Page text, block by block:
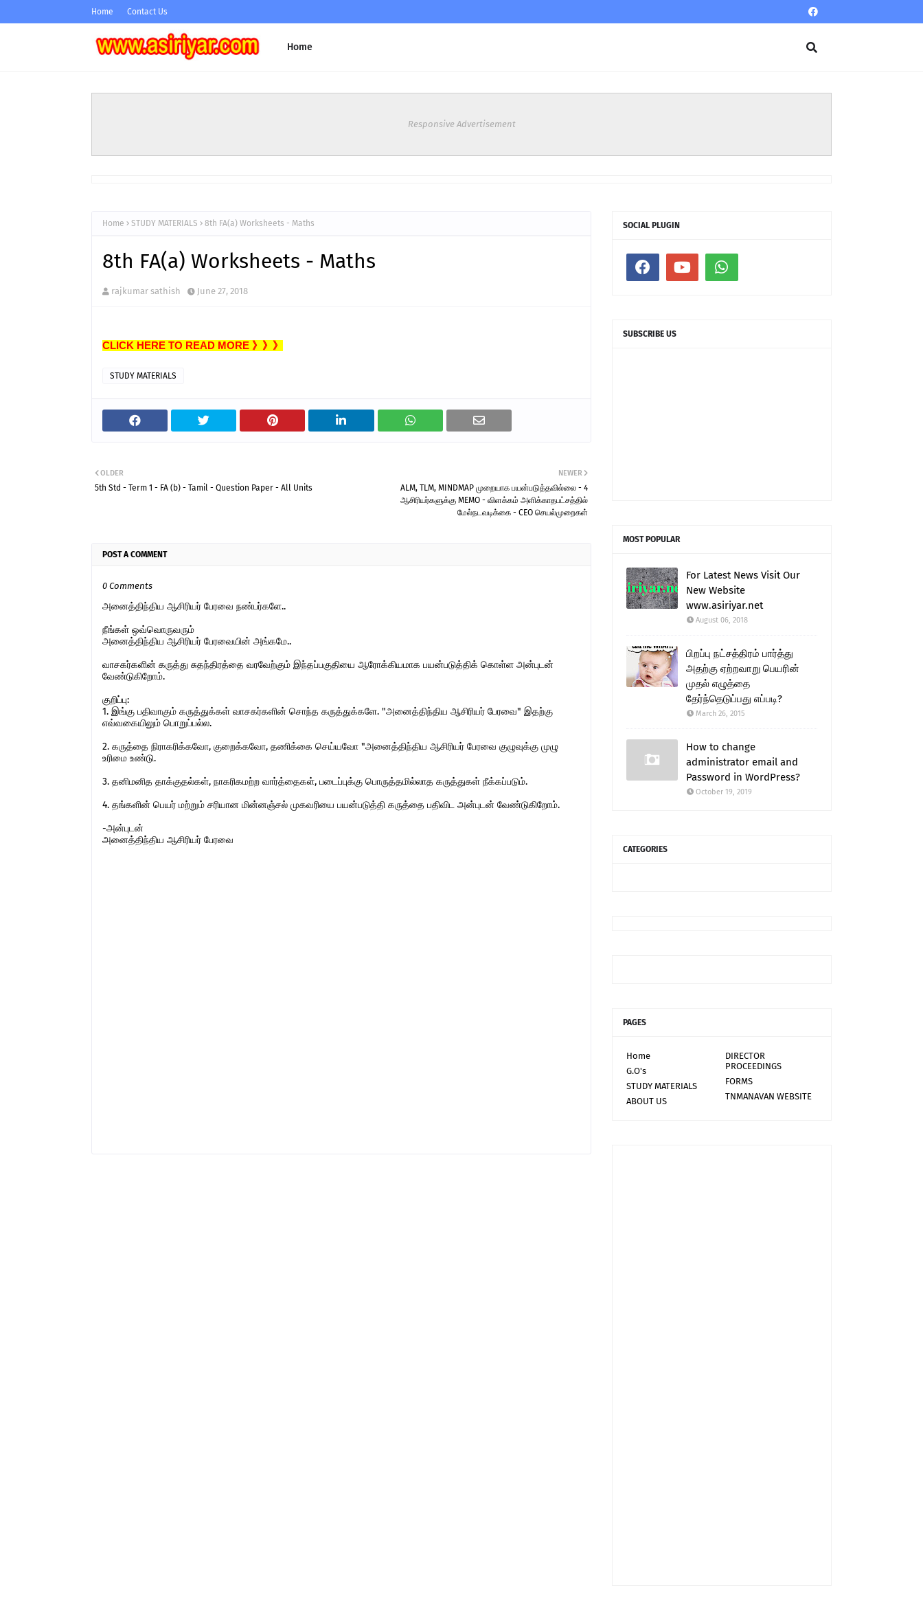
Home Contact Us
Home
Responsive Advertisement
Home STUDY MATERIALS 8th FA(a) Worksheets - Maths
8th FA(a) Worksheets - Maths
rajkumar sathish June 27, 2018
CLICK HERE TO READ MORE 》》》
STUDY MATERIALS
NEWER
ALM, TLM, MINDMAP முறையாக பயன்படுத்தவில்லை - 4
ஆசிரியர்களுக்கு MEMO - விளக்கம் அளிக்காதபட்சத்தில்
மேல்நடவடிக்கை - CEO செயல்முறைகள்
OLDER
5th Std - Term 1 - FA (b) - Tamil - Question Paper - All Units
POST A COMMENT
0 Comments
அனைத்திந்திய ஆசிரியர் பேரவை நண்பர்களே..
நீங்கள் ஒவ்வொருவரும்
அனைத்திந்திய ஆசிரியர் பேரவையின் அங்கமே..
வாசகர்களின் கருத்து சுதந்திரத்தை வரவேற்கும் இந்தப்பகுதியை ஆரோக்கியமாக பயன்படுத்திக் கொள்ள அன்புடன்
வேண்டுகிறோம்.
குறிப்பு:
1. இங்கு பதிவாகும் கருத்துக்கள் வாசகர்களின் சொந்த கருத்துக்களே. "அனைத்திந்திய ஆசிரியர் பேரவை" இதற்கு
எவ்வகையிலும் பொறுப்பல்ல.
2. கருத்தை நிராகரிக்கவோ, குறைக்கவோ, தணிக்கை செய்யவோ "அனைத்திந்திய ஆசிரியர் பேரவை குழுவுக்கு முழு
உரிமை உண்டு.
3. தனிமனித தாக்குதல்கள், நாகரிகமற்ற வார்த்தைகள், படைப்புக்கு பொருத்தமில்லாத கருத்துகள் நீக்கப்படும்.
4. தங்களின் பெயர் மற்றும் சரியான மின்னஞ்சல் முகவரியை பயன்படுத்தி கருத்தை பதிவிட அன்புடன் வேண்டுகிறோம்.
-அன்புடன்
அனைத்திந்திய ஆசிரியர் பேரவை
SOCIAL PLUGIN
SUBSCRIBE US
MOST POPULAR
For Latest News Visit Our
New Website
www.asiriyar.net
August 06, 2018
பிறப்பு நட்சத்திரம் பார்த்து
அதற்கு ஏற்றவாறு பெயரின்
முதல் எழுத்தை
தேர்ந்தெடுப்பது எப்படி?
March 26, 2015
How to change
administrator email and
Password in WordPress?
October 19, 2019
CATEGORIES
PAGES
Home
DIRECTOR
PROCEEDINGS
G.O's
FORMS
STUDY MATERIALS
TNMANAVAN WEBSITE
ABOUT US